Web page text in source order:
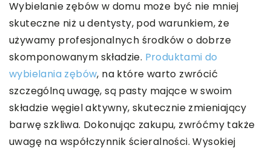
Wybielanie zębów w domu może być nie mniej
skuteczne niż u dentysty, pod warunkiem, że
używamy profesjonalnych środków o dobrze
skomponowanym składzie. Produktami do
wybielania zębów, na które warto zwrócić
szczególną uwagę, są pasty mające w swoim
składzie węgiel aktywny, skutecznie zmieniający
barwę szkliwa. Dokonując zakupu, zwróćmy także
uwagę na współczynnik ścieralności. Wysokiej